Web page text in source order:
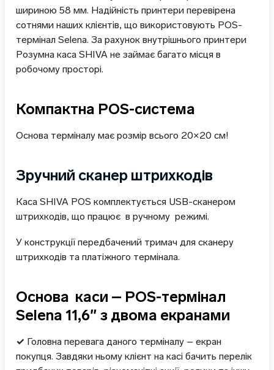
шириною 58 мм. Надійність принтери перевірена
сотнями наших клієнтів, що використовують POS-
термінал Selena. За рахунок внутрішнього принтери
Розумна каса SHIVA не займає багато місця в
робочому просторі.
Компактна POS-система
Основа терміналу має розмір всього 20×20 см!
Зручний сканер штрихкодів
Каса SHIVA POS комплектується USB-сканером
штрихкодів, що працює в ручному режимі.
У конструкції передбачений тримач для сканеру
штрихкодів та платіжного термінала.
Основа каси – POS-термінал
Selena 11,6″ з двома екранами
✓ Головна перевага даного терміналу – екран
покупця. Завдяки ньому клієнт на касі бачить перелік